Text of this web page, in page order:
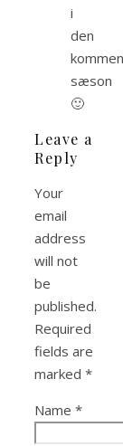
i
den
sæson
🙂
Leave a
Reply
Your
email
address
will not
be
published.
Required
fields are
marked *
Name *